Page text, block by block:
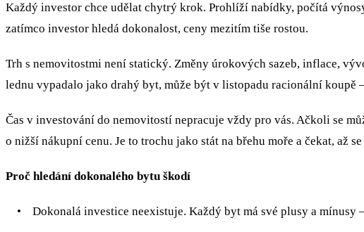
Každý investor chce udělat chytrý krok. Prohlíží nabídky, počítá
zatímco investor hledá dokonalost, ceny mezitím tiše rostou.
Trh s nemovitostmi není statický. Změny úrokových sazeb, inflace,
lednu vypadalo jako drahý byt, může být v listopadu racionální koupě
Čas v investování do nemovitostí nepracuje vždy pro vás. Ačkoli se
o nižší nákupní cenu. Je to trochu jako stát na břehu moře a čekat, až
Proč hledání dokonalého bytu škodí
• Dokonalá investice neexistuje. Každý byt má své plusy a mínusy